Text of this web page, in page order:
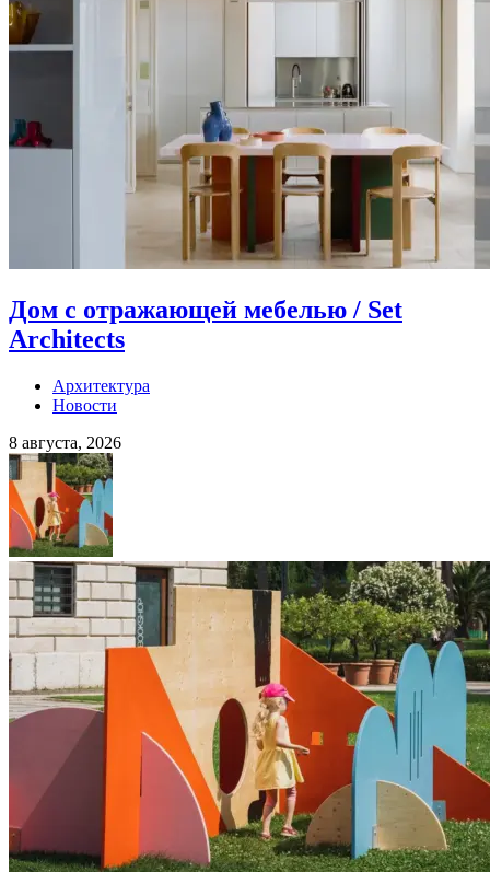
Дом с отражающей мебелью / Set
Architects
Архитектура
Новости
8 августа, 2026